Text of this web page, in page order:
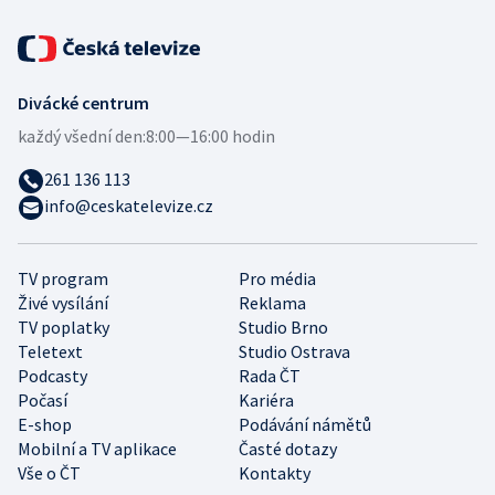
TV program
Pro média
Živé vysílání
Reklama
TV poplatky
Studio Brno
Teletext
Studio Ostrava
Podcasty
Rada ČT
Počasí
Kariéra
E-shop
Podávání námětů
Mobilní a TV aplikace
Časté dotazy
Vše o ČT
Kontakty
Divácké centrum
každý všední den:8:00—16:00 hodin
261 136 113
info@ceskatelevize.cz